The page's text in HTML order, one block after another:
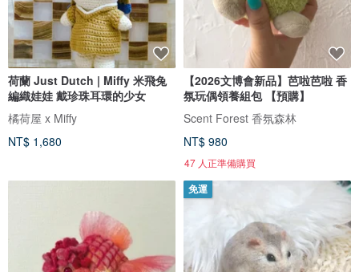
荷蘭 Just Dutch | Miffy 米飛兔
編織娃娃 戴珍珠耳環的少女
橘荷屋 x Miffy
NT$ 1,680
【2026文博會新品】芭啦芭啦 香
氛玩偶領養組包 【預購】
Scent Forest 香氛森林
NT$ 980
47 人正準備購買
免運